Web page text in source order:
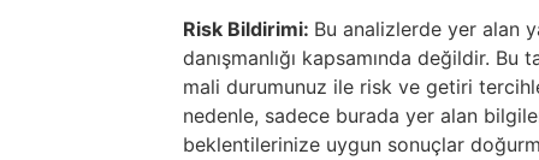
Risk Bildirimi: Bu analizlerde yer alan
danışmanlığı kapsamında değildir.
mali durumunuz ile risk ve getiri
nedenle, sadece burada yer alan
beklentilerinize uygun sonuçlar